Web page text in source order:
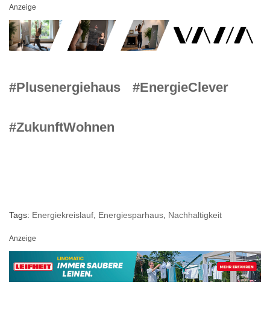
Anzeige
#Plusenergiehaus #EnergieClever
#ZukunftWohnen
Tags: Energiekreislauf, Energiesparhaus, Nachhaltigkeit
Anzeige